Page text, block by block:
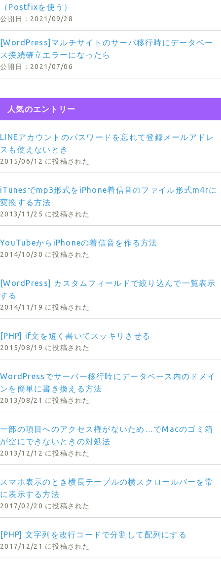
（Postfixを使う）
2021/09/28
[WordPress]マルチサイトのサーバ移行時にデータベー
ス接続確立エラーになったら
2021/07/06
人気のエントリー
LINEアカウントのパスワードを忘れて登録メールアドレ
スも使えないとき
2015/06/12 に投稿された
iTunesでmp3形式をiPhone着信音のファイル形式m4rに
変換する方法
2013/11/25 に投稿された
YouTubeからiPhoneの着信音を作る方法
2014/10/30 に投稿された
[WordPress] カスタムフィールドで絞り込んで一覧表示
する
2014/11/19 に投稿された
[PHP] if文を短く書いてスッキリさせる
2015/08/19 に投稿された
WordPressでサーバー移行時にデータベース内のドメイ
ンを簡単に書き換える方法
2013/08/21 に投稿された
一部の項目へのアクセス権がないため…でMacのゴミ箱
が空にできないときの対処法
2013/12/12 に投稿された
スマホ表示のとき横長テーブルの横スクロールバーを常
に表示する方法
2017/02/20 に投稿された
[PHP] 文字列を改行コードで分割して配列にする
2017/12/21 に投稿された